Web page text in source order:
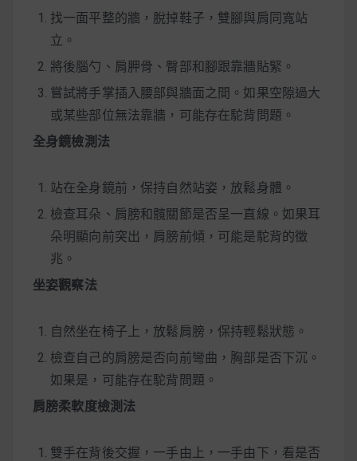
找一面平整的牆，脫掉鞋子，雙腳與肩同寬站
立。
將後腦勺、肩胛骨、臀部和腳跟靠牆貼緊。
嘗試將手掌插入腰部與牆面之間。如果空隙過大
或某些部位無法靠牆，可能存在駝背問題。
全身鏡檢測法
站在全身鏡前，保持自然站姿，放鬆身體。
檢查耳朵、肩膀和髖關節是否呈一直線。如果耳
朵明顯向前突出，肩膀前傾，可能是駝背的徵
兆。
坐姿觀察法
自然坐在椅子上，放鬆肩膀，保持輕鬆狀態。
檢查自己的肩膀是否向前彎曲，胸部是否下沉。
如果是，可能存在駝背問題。
肩膀柔軟度檢測法
雙手在背後交握，一手由上，一手由下，看是否